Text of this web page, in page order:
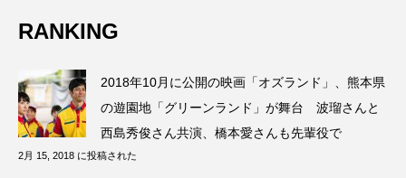
RANKING
2018年10月に公開の映画「オズランド」、熊本県
の遊園地「グリーンランド」が舞台 波瑠さんと
西島秀俊さん共演、橋本愛さんも先輩役で
2月 15, 2018 に投稿された